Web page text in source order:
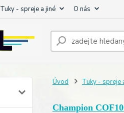
Tuky - spreje a jiné O nás
Úvod Tuky - spreje
Champion